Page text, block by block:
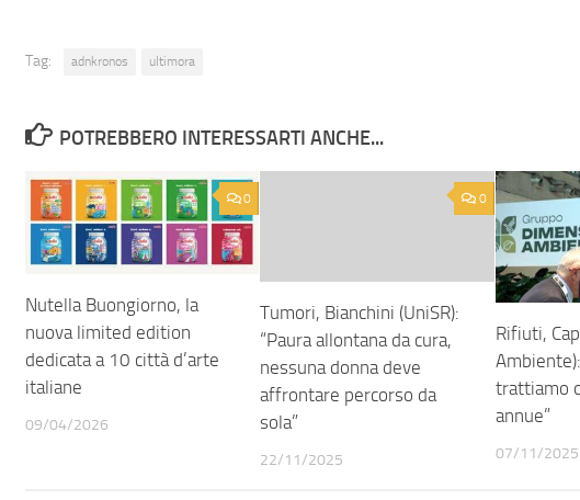
Tag: adnkronos ultimora
POTREBBERO INTERESSARTI ANCHE...
0
Nutella Buongiorno, la
nuova limited edition
dedicata a 10 città d’arte
italiane
09/04/2026
0
Tumori, Bianchini (UniSR):
“Paura allontana da cura,
nessuna donna deve
affrontare percorso da
sola”
22/11/2025
Rifiuti,
trattiamo
annue”
07/11/2025